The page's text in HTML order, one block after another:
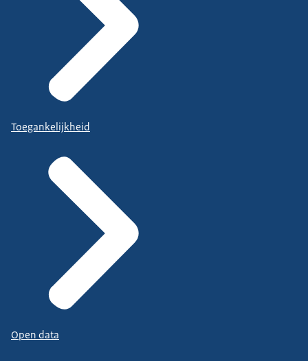
Toegankelijkheid
Open data